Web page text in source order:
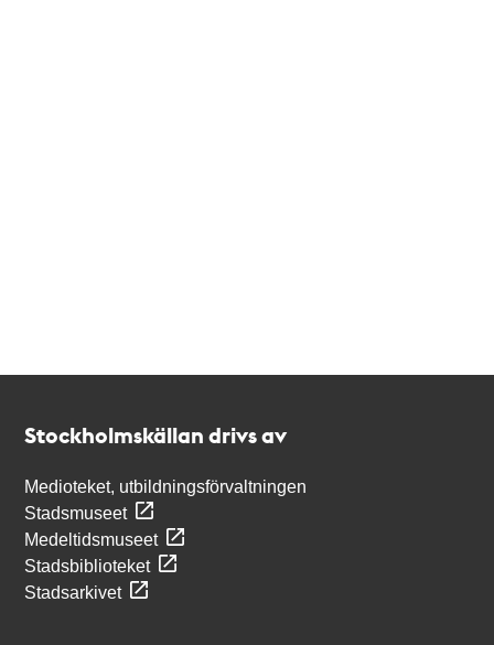
Stockholmskällan drivs av
Medioteket, utbildningsförvaltningen
Stadsmuseet
Medeltidsmuseet
Stadsbiblioteket
Stadsarkivet